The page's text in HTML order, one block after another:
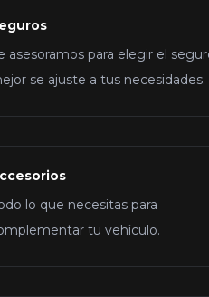
asesoramos para elegir el
se ajuste a tus necesidades.
lo que necesitas para
tu vehículo.